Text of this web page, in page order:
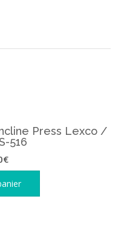
Press Lexco /
516
€